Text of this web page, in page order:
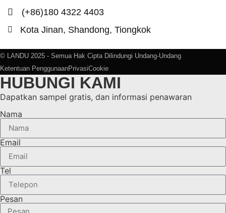
(+86)180 4322 4403
Kota Jinan, Shandong, Tiongkok
© LANDU 2025 - Semua Hak Cipta Dilindungi Undang-Undang
Ketentuan PenggunaanPrivasiCookie
HUBUNGI KAMI
Dapatkan sampel gratis, dan informasi penawaran
Nama
Email
Tel
Pesan